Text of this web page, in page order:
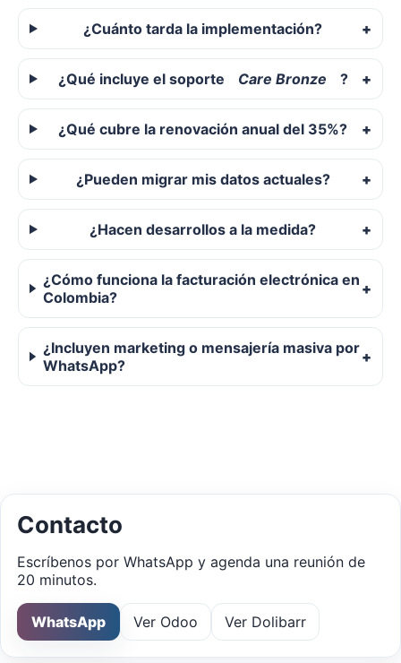
¿Cuánto tarda la implementación?
¿Qué incluye el soporte Care Bronze ?
¿Qué cubre la renovación anual del 35%?
¿Pueden migrar mis datos actuales?
¿Hacen desarrollos a la medida?
¿Cómo funciona la facturación electrónica en
Colombia?
¿Incluyen marketing o mensajería masiva por
WhatsApp?
Contacto
Escríbenos por WhatsApp y agenda una reunión de
20 minutos.
WhatsApp Ver Odoo Ver Dolibarr